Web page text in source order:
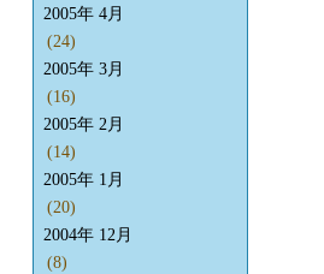
2005年 4月
(24)
2005年 3月
(16)
2005年 2月
(14)
2005年 1月
(20)
2004年 12月
(8)